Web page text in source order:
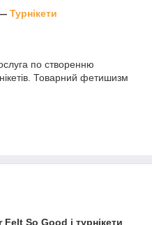
Турнікети
по створенню
Товарний фетишизм
So Good і турнікети